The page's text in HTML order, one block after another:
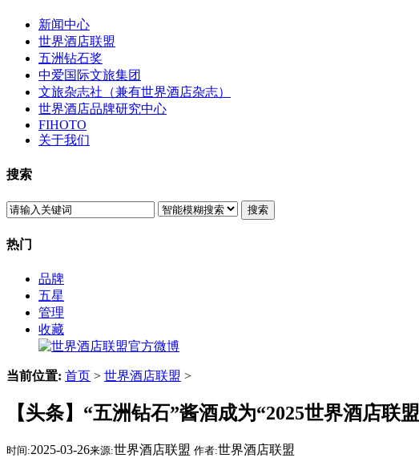
新闻中心
世界酒店联盟
五洲钻石奖
中爱国际文旅集团
文旅杂志社（兼有世界酒店杂志）
世界酒店品牌研究中心
FIHOTO
关于我们
搜索
搜索
热门
品牌
五星
管理
收藏
当前位置: 首页 > 世界酒店联盟 >
【头条】“五洲钻石”酱酒成为“2025世界酒店联
时间:2025-03-26来源:世界酒店联盟 作者:世界酒店联盟